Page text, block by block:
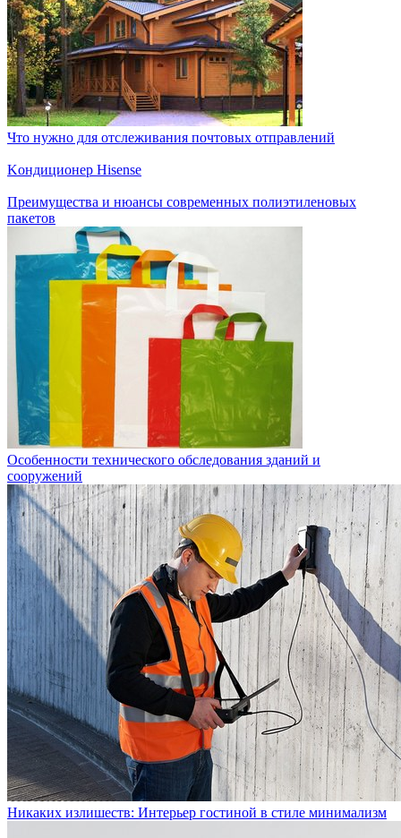
Что нужно для отслеживания почтовых отправлений
Kондиционер Hisense
Преимущества и нюансы современных полиэтиленовых
пакетов
Особенности технического обследования зданий и
сооружений
Никаких излишеств: Интерьер гостиной в стиле минимализм